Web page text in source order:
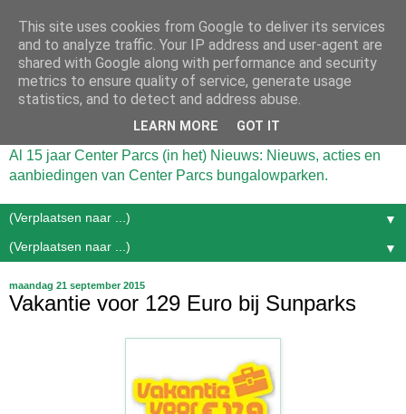
Al 15 jaar Center Parcs (in het) Nieuws: Nieuws, acties en
aanbiedingen van Center Parcs bungalowparken.
▼
▼
maandag 21 september 2015
Vakantie voor 129 Euro bij Sunparks
This site uses cookies from Google to deliver its services
and to analyze traffic. Your IP address and user-agent are
shared with Google along with performance and security
metrics to ensure quality of service, generate usage
statistics, and to detect and address abuse.
LEARN MORE GOT IT